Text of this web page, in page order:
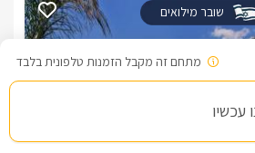
מתחם זה מקבל הזמנות טלפונית בלבד
עכשיו
שובר מילואים